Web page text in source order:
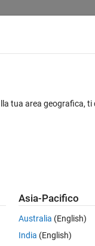
Accedi
Richiesto:
tua area geografica,
Asia-Pacifico
Australia (English)
India (English)